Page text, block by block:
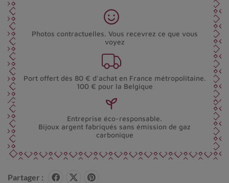
Photos contractuelles. Vous recevrez ce que vous
voyez
Port offert dès 80 € d’achat en France métropolitaine.
100 € pour la Belgique
Entreprise éco-responsable.
Bijoux argent fabriqués sans émission de gaz
carbonique
Partager :